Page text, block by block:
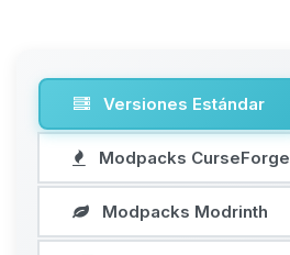
Versiones Estándar
Modpacks CurseForge
Modpacks Modrinth